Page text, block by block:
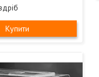
Купити